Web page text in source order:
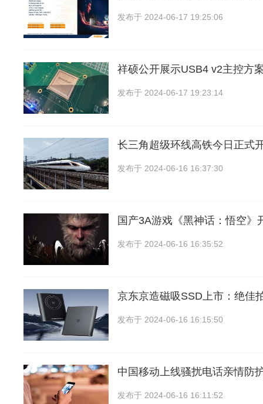
发布于 2024-06-17 19:25:06
祥硕公开展示USB4 v2主控方
发布于 2024-06-17 19:23:14
长三角超级环线高铁今日正式
发布于 2024-06-16 16:37:30
国产3A游戏《黑神话：悟空》
发布于 2024-06-16 16:35:52
京东京造磁吸SSD上市：绝佳
发布于 2024-06-16 16:15:50
中国移动上线骚扰电话亲情防
发布于 2024-06-16 16:11:52